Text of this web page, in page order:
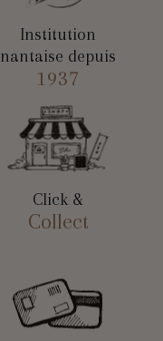
Institution
nantaise depuis
1937
Click &
Collect